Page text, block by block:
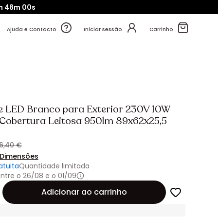
47m 59s
Ajuda e Contacto Iniciar sessão Carrinho
LED Branco para Exterior 230V 10W
Leitosa 950lm 89x62x25,5
€
Quantidade limitada
o 26/08 e o 01/09
Adicionar ao carrinho